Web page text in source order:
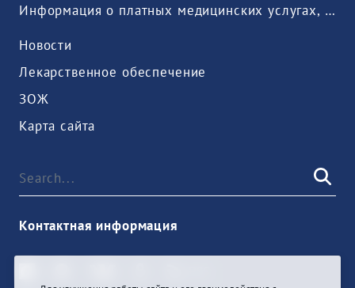
Информация о платных медицинских услугах, предоставляемых медицинской организацией
Новости
Лекарственное обеспечение
ЗОЖ
Карта сайта
Контактная информация